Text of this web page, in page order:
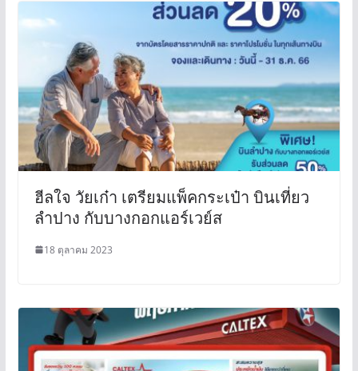
ฮีลใจ วัยเก๋า เตรียมแพ็คกระเป๋า บินเที่ยว
ลำปาง กับบางกอกแอร์เวย์ส
18 ตุลาคม 2023